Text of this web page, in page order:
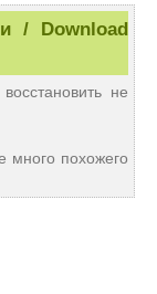
/ Download
не
много похожего